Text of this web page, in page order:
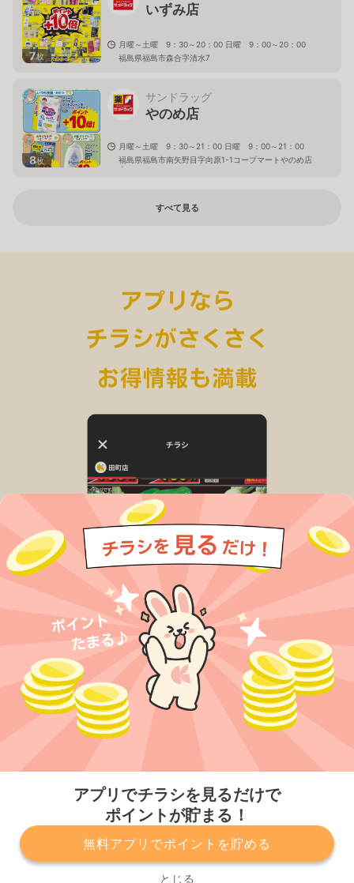
アプリでチラシを見るだけで
ポイントが貯まる！
無料アプリでポイントを貯める
とじる
7枚
いずみ店
月曜～土曜 9：30～20：00 日曜 9：00～20：00
福島県福島市森合字清水7
8枚
サンドラッグ
やのめ店
月曜～土曜 9：30～21：00 日曜 9：00～21：00
福島県福島市南矢野目字向原1-1コープマートやのめ店
内
すべて見る
プライバシーポリシー 利用規約
運営会社
サービスに関してのお問い合わせ